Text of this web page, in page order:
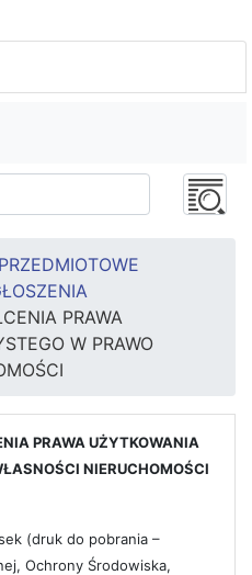
PRAWA
W PRAWO
PRAWA UŻYTKOWANIA
NIERUCHOMOŚCI
(druk do pobrania –
Ochrony Środowiska,